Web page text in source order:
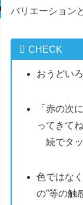
バリエーション
CHECK
おうどい
「赤の次
ってきて
続でタッ
色ではな
の”等の触